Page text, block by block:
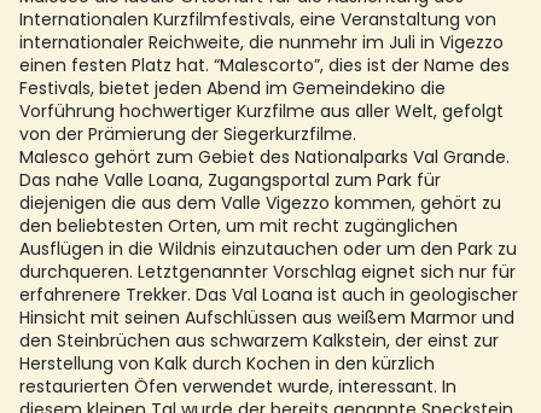
Internationalen Kurzfilmfestivals, eine Veranstaltung von
internationaler Reichweite, die nunmehr im Juli in Vigezzo
einen festen Platz hat. “Malescorto”, dies ist der Name des
Festivals, bietet jeden Abend im Gemeindekino die
Vorführung hochwertiger Kurzfilme aus aller Welt, gefolgt
von der Prämierung der Siegerkurzfilme.
Malesco gehört zum Gebiet des Nationalparks Val Grande.
Das nahe Valle Loana, Zugangsportal zum Park für
diejenigen die aus dem Valle Vigezzo kommen, gehört zu
den beliebtesten Orten, um mit recht zugänglichen
Ausflügen in die Wildnis einzutauchen oder um den Park zu
durchqueren. Letztgenannter Vorschlag eignet sich nur für
erfahrenere Trekker. Das Val Loana ist auch in geologischer
Hinsicht mit seinen Aufschlüssen aus weißem Marmor und
den Steinbrüchen aus schwarzem Kalkstein, der einst zur
Herstellung von Kalk durch Kochen in den kürzlich
restaurierten Öfen verwendet wurde, interessant. In